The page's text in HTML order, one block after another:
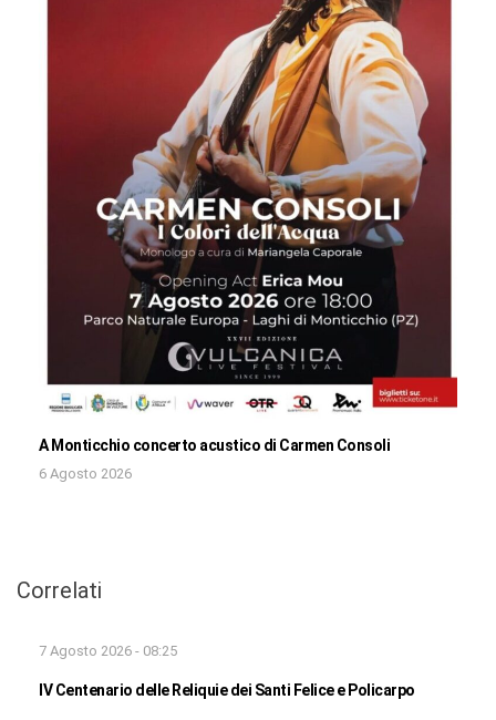
A Monticchio concerto acustico di Carmen Consoli
6 Agosto 2026
Correlati
7 Agosto 2026 - 08:25
IV Centenario delle Reliquie dei Santi Felice e Policarpo